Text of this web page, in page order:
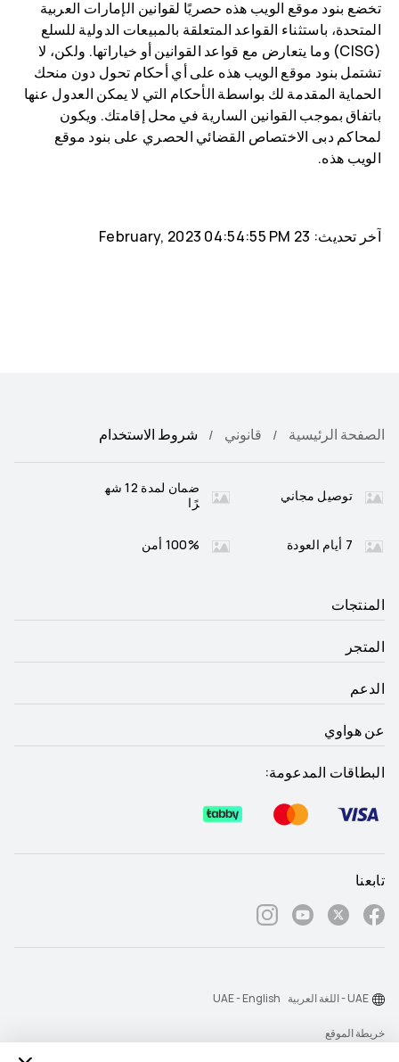
تخضع بنود موقع الويب هذه حصريًا لقوانين الإمارات العربية
المتحدة، باستثناء القواعد المتعلقة بالمبيعات الدولية للسلع
(CISG) وما يتعارض مع قواعد القوانين أو خياراتها. ولكن، لا
تشتمل بنود موقع الويب هذه على أي أحكام تحول دون منحك
الحماية المقدمة لك بواسطة الأحكام التي لا يمكن العدول عنها
باتفاق بموجب القوانين السارية في محل إقامتك. ويكون
لمحاكم دبى الاختصاص القضائي الحصري على بنود موقع
الويب هذه.
آخر تحديث: 23 February, 2023 04:54:55 PM
الصفحة الرئيسية قانوني شروط الاستخدام
توصيل مجاني
ضمان لمدة 12 شه
رًا
7 أيام العودة 100% أمن
المنتجات
المتجر
الدعم
عن هواوي
البطاقات المدعومة:
تابعنا
خريطة الموقع
UAE - اللغة العربية UAE - English